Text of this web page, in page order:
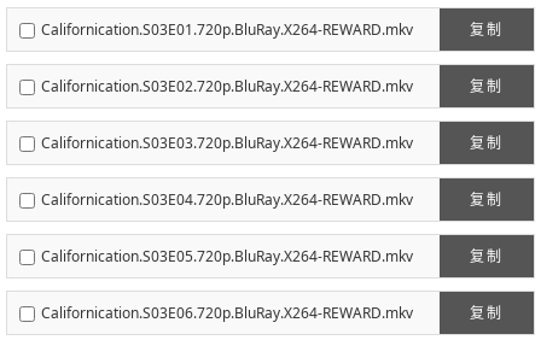
复制
Californication.S03E01.720p.BluRay.X264-REWARD.mkv
复制
Californication.S03E02.720p.BluRay.X264-REWARD.mkv
复制
Californication.S03E03.720p.BluRay.X264-REWARD.mkv
复制
Californication.S03E04.720p.BluRay.X264-REWARD.mkv
复制
Californication.S03E05.720p.BluRay.X264-REWARD.mkv
复制
Californication.S03E06.720p.BluRay.X264-REWARD.mkv